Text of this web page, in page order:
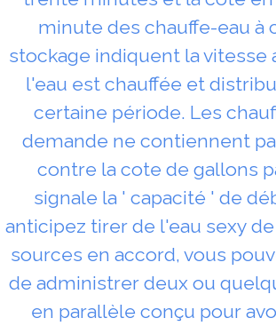
minute des chauffe-eau à
stockage indiquent la vitesse
l'eau est chauffée et
certaine période. Les
demande ne contiennent
contre la cote de gallons
signale la ' capacité ' de
anticipez tirer de l'eau sexy
sources en accord, vous
de administrer deux ou
en parallèle conçu pour